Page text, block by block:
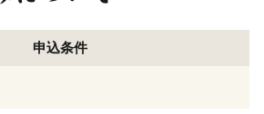
申込条件